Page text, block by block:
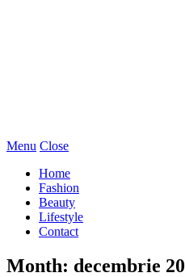
Menu Close
Home
Fashion
Beauty
Lifestyle
Contact
Month: decembrie